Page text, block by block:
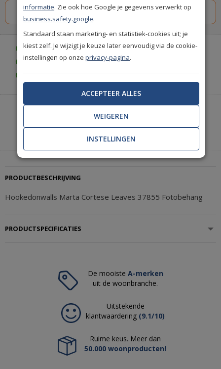
Gratis bezorgd vanaf € 35,-
Achteraf betalen is mogelijk
Gratis achteraf betalen
Neem contact met ons op.
+31(0)85 888 3671
| Start met chatten
PRODUCTBESCHRIJVING
Hookedonwalls Marta Cortese Leaves 37855 Fotobehang
PRODUCTSPECIFICATIES
De mooiste A-merken
uit de woonbranche.
Uitstekende
klantwaardering (9.1/10)
Ruime keus. Meer dan
50.000 woonproducten!
informatie. Zie ook hoe Google je gegevens verwerkt op
business.safety.google.
Standaard staan marketing- en statistiek-cookies uit; je
kiest zelf. Je wijzigt je keuze later eenvoudig via de cookie-
instellingen op onzeprivacy-pagina.
ACCEPTEER ALLES
WEIGEREN
INSTELLINGEN